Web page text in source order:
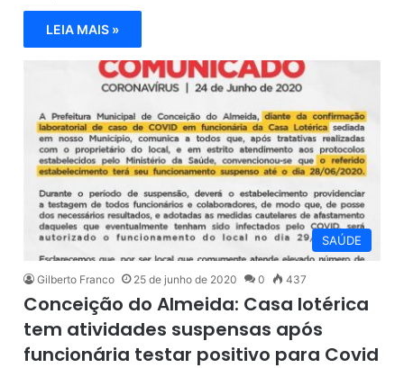
LEIA MAIS »
SAÚDE
Gilberto Franco 25 de junho de 2020 0 437
Conceição do Almeida: Casa lotérica
tem atividades suspensas após
funcionária testar positivo para Covid